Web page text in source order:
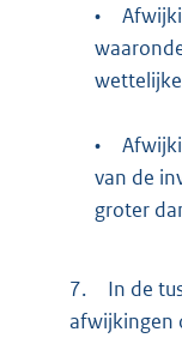
•
•
van de
groter
7.
In de
afwijkingen